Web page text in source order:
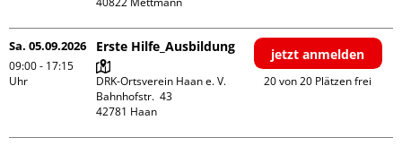
Sa. 05.09.2026
09:00 - 17:15
Uhr
Erste Hilfe_Ausbildung
DRK-Ortsverein Haan e. V.
Bahnhofstr.  43
jetzt anmelden
20 von 20 Plätzen frei